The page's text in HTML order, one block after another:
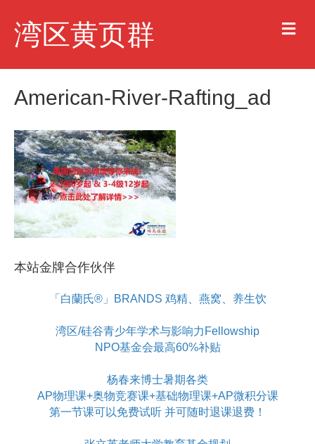
湾区黄页群 M
e
u
American-River-Rafting_ad
本站金牌合作伙伴
「白蘭氏®」BRANDS 鸡精、燕窝、养生饮
湾区/硅谷青少年学术与影响力Fellowship
NPO基金会最高60%补贴
杨春来博士暑期各类
AP物理课+奥物竞赛课+基础物理课+AP微积分课
第一节课可以免费试听 并可随时退课退费！